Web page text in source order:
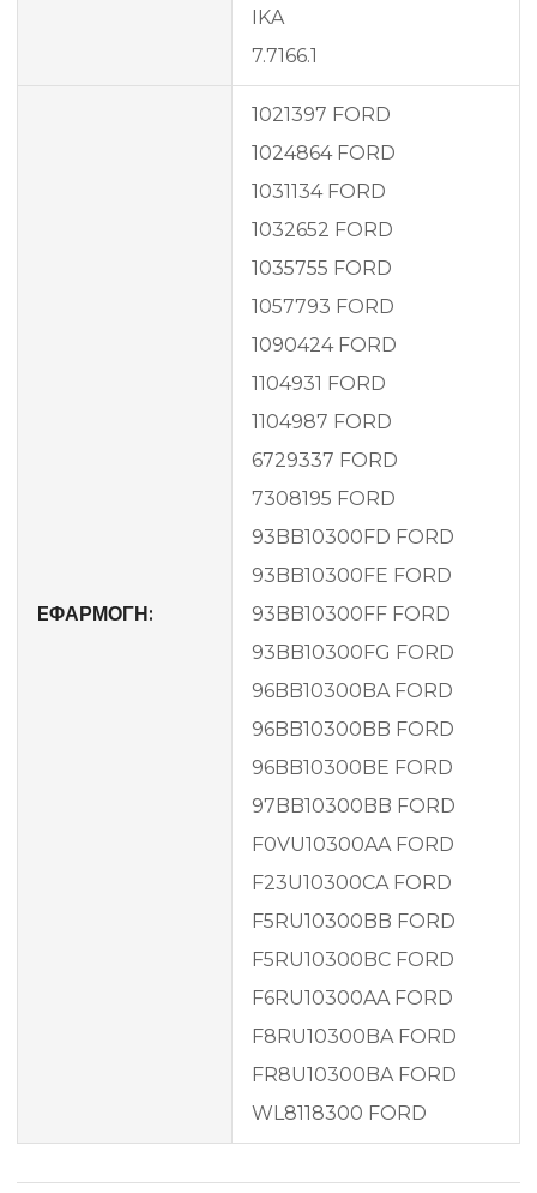
IKA
7.7166.1
EΦΑΡΜΟΓΗ:
1021397 FORD
1024864 FORD
1031134 FORD
1032652 FORD
1035755 FORD
1057793 FORD
1090424 FORD
1104931 FORD
1104987 FORD
6729337 FORD
7308195 FORD
93BB10300FD FORD
93BB10300FE FORD
93BB10300FF FORD
93BB10300FG FORD
96BB10300BA FORD
96BB10300BB FORD
96BB10300BE FORD
97BB10300BB FORD
F0VU10300AA FORD
F23U10300CA FORD
F5RU10300BB FORD
F5RU10300BC FORD
F6RU10300AA FORD
F8RU10300BA FORD
FR8U10300BA FORD
WL8118300 FORD